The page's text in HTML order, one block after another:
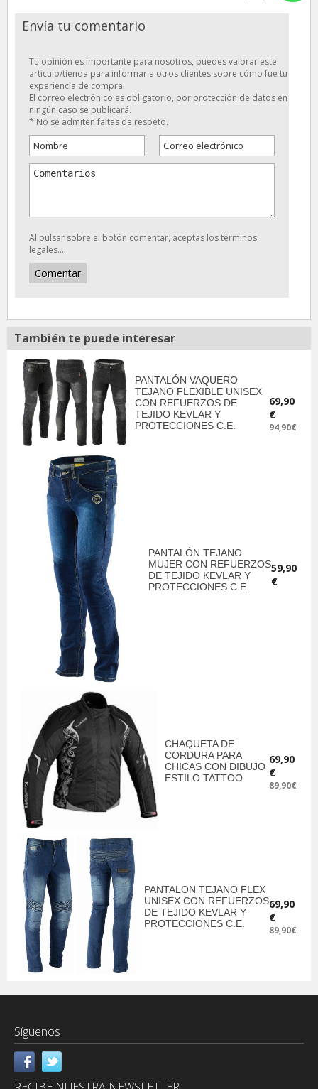
Envía tu comentario
Tu opinión es importante para nosotros, puedes valorar este
articulo/tienda para informar a otros clientes sobre cómo fue tu
experiencia de compra.
El correo electrónico es obligatorio, por protección de datos en
ningún caso se publicará.
* No se admiten faltas de respeto.
Al pulsar sobre el botón comentar, aceptas los términos
legales.....
También te puede interesar
PANTALÓN VAQUERO
TEJANO FLEXIBLE UNISEX
CON REFUERZOS DE
TEJIDO KEVLAR Y
PROTECCIONES C.E.
69,90
€
94,90€
PANTALÓN TEJANO
MUJER CON REFUERZOS
DE TEJIDO KEVLAR Y
PROTECCIONES C.E.
59,90
€
CHAQUETA DE
CORDURA PARA
CHICAS CON DIBUJO
ESTILO TATTOO
69,90
€
89,90€
PANTALON TEJANO FLEX
UNISEX CON REFUERZOS
DE TEJIDO KEVLAR Y
PROTECCIONES C.E.
69,90
€
89,90€
Síguenos